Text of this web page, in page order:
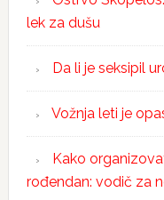
lek za dušu
Da li je seksipil
Vožnja leti je
Kako
rođendan: vodič za